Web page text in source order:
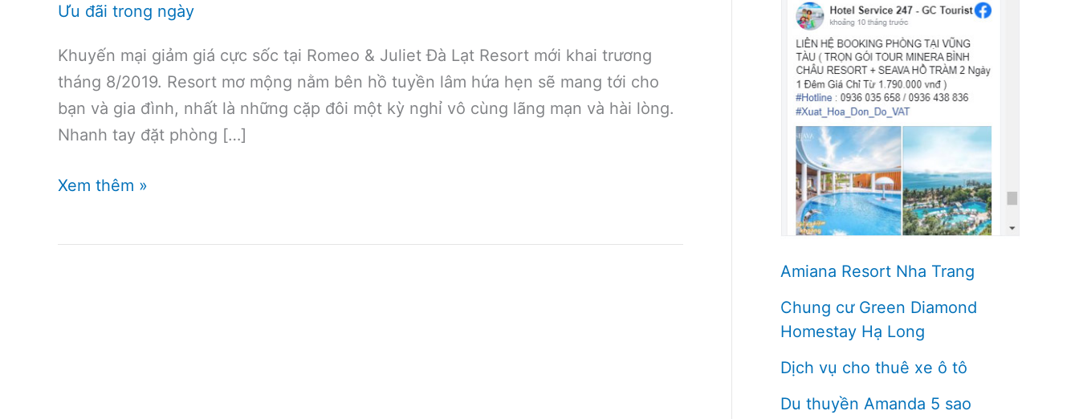
Ưu đãi trong ngày
Khuyến mại giảm giá cực sốc tại Romeo & Juliet Đà Lạt Resort mới khai trương
tháng 8/2019. Resort mơ mộng nằm bên hồ tuyền lâm hứa hẹn sẽ mang tới cho
bạn và gia đình, nhất là những cặp đôi một kỳ nghỉ vô cùng lãng mạn và hài lòng.
Nhanh tay đặt phòng […]
Khuyến
Xem thêm »
Amiana Resort Nha Trang
Chung cư Green Diamond
Homestay Hạ Long
Dịch vụ cho thuê xe ô tô
Du thuyền Amanda 5 sao